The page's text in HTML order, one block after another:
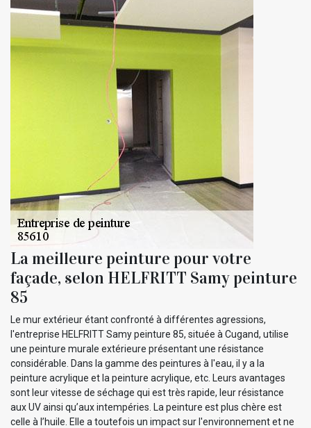
La meilleure peinture pour votre
façade, selon HELFRITT Samy peinture
85
Le mur extérieur étant confronté à différentes agressions,
l'entreprise HELFRITT Samy peinture 85, située à Cugand, utilise
une peinture murale extérieure présentant une résistance
considérable. Dans la gamme des peintures à l'eau, il y a la
peinture acrylique et la peinture acrylique, etc. Leurs avantages
sont leur vitesse de séchage qui est très rapide, leur résistance
aux UV ainsi qu’aux intempéries. La peinture est plus chère est
celle à l’huile. Elle a toutefois un impact sur l'environnement et ne